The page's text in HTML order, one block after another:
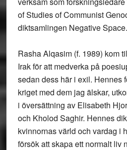
of Studies of Communist
diktsamlingen Negative Space.
Rasha Alqasim (f. 1989) kom
Irak för att medverka på
sedan dess här i exil. Hennes
kriget med dem jag älskar,
i översättning av Elisabeth
och Kholod Saghir. Hennes
kvinnornas värld och vardag i
försök att skapa ett normalt liv